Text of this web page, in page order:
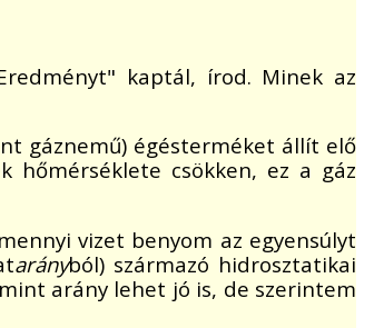
kaptál, írod. Minek az
gáznemű) égésterméket állít elő
hőmérséklete csökken, ez a gáz
vizet benyom az egyensúlyt
arányból) származó hidrosztatikai
arány lehet jó is, de szerintem